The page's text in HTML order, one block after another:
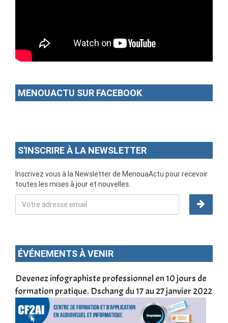
MENOUACTU SUR FACEBOOK
S'INSCRIRE À LA NEWSLETTER
Inscrivez vous à la Newsletter de MenouaActu pour recevoir
toutes les mises à jour et nouvelles.
ÉVÉNEMENTS À VENIR
Devenez infographiste professionnel en 10 jours de
formation pratique. Dschang du 17 au 27 janvier 2022